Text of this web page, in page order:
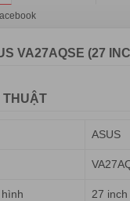
VA27AQSE (27
THUẬT
ASUS
27 inch